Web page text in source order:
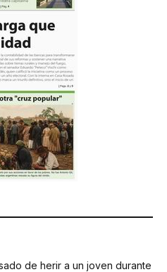
de herir a un joven durante